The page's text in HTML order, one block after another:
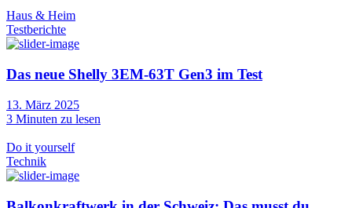
Haus & Heim
Testberichte
Das neue Shelly 3EM-63T Gen3 im Test
13. März 2025
3 Minuten zu lesen
Do it yourself
Technik